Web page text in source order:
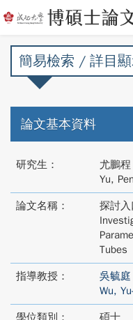
簡易檢索 / 詳目
論文基本資料
研究生：
尤鵬程
Yu,
論文名稱：
探討
Tubes
指導教授：
吳毓庭
Wu,
學位類別：
碩士